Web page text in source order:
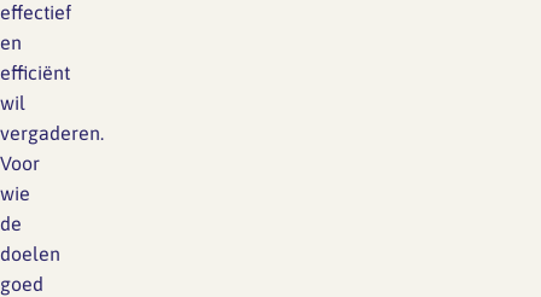
effectief
en
efficiënt
wil
vergaderen.
Voor
wie
de
doelen
goed